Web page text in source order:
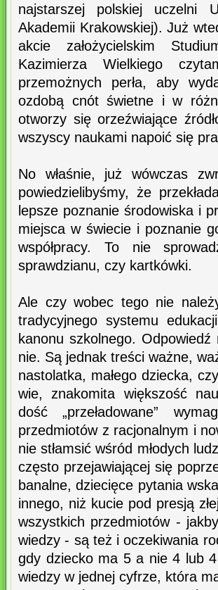
najstarszej polskiej uczelni
Akademii Krakowskiej). Już
akcie założycielskim
Kazimierza Wielkiego
przemożnych perła, aby
ozdobą cnót świetne i w
otworzy się orzeźwiające
wszyscy naukami napoić się
No właśnie, już wówczas
powiedzielibyśmy, że
lepsze poznanie środowiska i
miejsca w świecie i poznanie
współpracy. To nie
sprawdzianu, czy kartkówki.
Ale czy wobec tego nie
tradycyjnego systemu
kanonu szkolnego.
nie. Są jednak treści ważne,
nastolatka, małego dziecka,
wie, znakomita większość
dość „przeładowane”
przedmiotów z racjonalnym i
nie stłamsić wśród młodych
często przejawiającej się
banalne, dziecięce pytania
innego, niż kucie pod presją
wszystkich przedmiotów -
wiedzy - są też i oczekiwania
gdy dziecko ma 5 a nie 4 lub
wiedzy w jednej cyfrze, która